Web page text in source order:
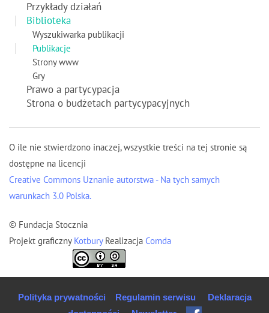
Przykłady działań
Biblioteka
Wyszukiwarka publikacji
Publikacje
Strony www
Gry
Prawo a partycypacja
Strona o budżetach partycypacyjnych
O ile nie stwierdzono inaczej, wszystkie treści na tej stronie są
dostępne na licencji
Creative Commons Uznanie autorstwa - Na tych samych
warunkach 3.0 Polska.
© Fundacja Stocznia
Projekt graficzny Kotbury Realizacja Comda
Polityka prywatności Regulamin serwisu
Deklaracja